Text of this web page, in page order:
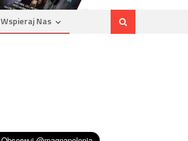
Wspieraj Nas